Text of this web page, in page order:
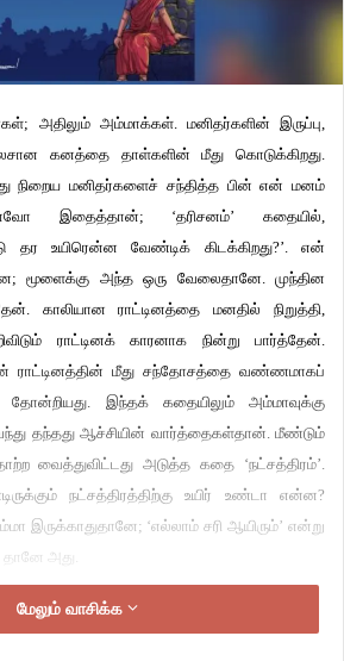
அதிலும் அம்மாக்கள். மனிதர்களின் இருப்பு,
கனத்தை தாள்களின் மீது கொடுக்கிறது.
நிறைய மனிதர்களைச் சந்தித்த பின் என் மனம்
இதைத்தான்; ‘தரிசனம்’ கதையில்,
உயிரென்ன வேண்டிக் கிடக்கிறது?’. என்
மூளைக்கு அந்த ஒரு வேலைதானே. முந்தின
காலியான ராட்டினத்தை மனதில் நிறுத்தி,
ராட்டினக் காரனாக நின்று பார்த்தேன்.
ராட்டினத்தின் மீது சந்தோசத்தை வண்ணமாகப்
தோன்றியது. இந்தக் கதையிலும் அம்மாவுக்கு
தந்தது ஆச்சியின் வார்த்தைகள்தான். மீண்டும்
வைத்துவிட்டது அடுத்த கதை ‘நட்சத்திரம்’.
நட்சத்திரத்திற்கு உயிர் உண்டா என்ன?
இருக்காதுதானே; ‘எல்லாம் சரி ஆயிரும்’ என்று
அது.
துப்பறியும் கதைகளில் வருவது போல
மேலும் வாசிக்க